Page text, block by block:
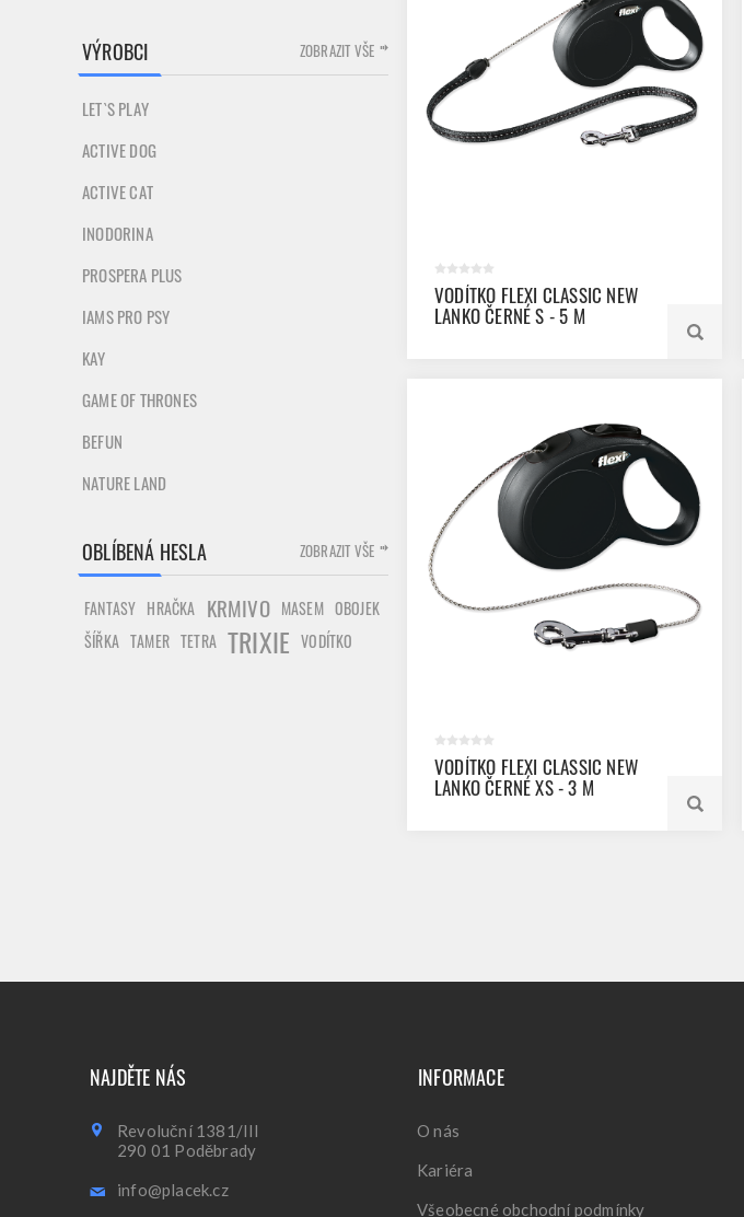
VODÍTKO FLEXI CLASSIC NEW
LANKO ČERNÉ S - 5 M
VODÍTKO FLEXI CLASSIC NEW
LANKO ČERNÉ XS - 3 M
VÝROBCI
LET`S PLAY
ACTIVE DOG
ACTIVE CAT
INODORINA
PROSPERA PLUS
IAMS PRO PSY
KAY
GAME OF THRONES
BEFUN
NATURE LAND
ZOBRAZIT VŠE
OBLÍBENÁ HESLA
FANTASY HRAČKA KRMIVO MASEM OBOJEK
ŠÍŘKA TAMER TETRA TRIXIE VODÍTKO
ZOBRAZIT VŠE
NAJDĚTE NÁS
Revoluční 1381/III
290 01 Poděbrady
info@placek.cz
INFORMACE
O nás
Kariéra
Všeobecné obchodní podmínky